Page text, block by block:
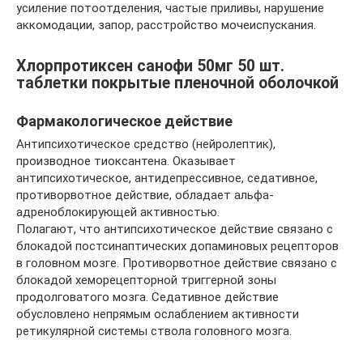
усиление потоотделения, частые приливы, нарушение
аккомодации, запор, расстройство мочеиспускания.
Хлорпротиксен санофи 50мг 50 шт.
таблетки покрытые пленочной оболочкой
Фармакологическое действие
Антипсихотическое средство (нейролептик),
производное тиоксантена. Оказывает
антипсихотическое, антидепрессивное, седативное,
противорвотное действие, обладает альфа-
адреноблокирующей активностью.
Полагают, что антипсихотическое действие связано с
блокадой постсинаптических допаминовых рецепторов
в головном мозге. Противорвотное действие связано с
блокадой хеморецепторной триггерной зоны
продолговатого мозга. Седативное действие
обусловлено непрямым ослаблением активности
ретикулярной системы ствола головного мозга.